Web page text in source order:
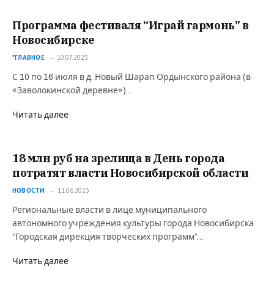
Программа фестиваля “Играй гармонь” в
Новосибирске
*ГЛАВНОЕ 10.07.2023
С 10 по 16 июля в д. Новый Шарап Ордынского района (в
«Заволокинской деревне»)…
Читать далее
18 млн руб на зрелища в День города
потратят власти Новосибирской области
НОВОСТИ 11.06.2023
Региональные власти в лице муниципального
автономного учреждения культуры города Новосибирска
“Городская дирекция творческих программ”…
Читать далее